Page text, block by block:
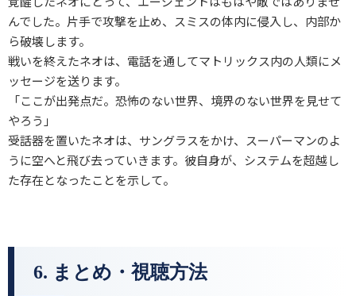
んでした。片手で攻撃を止め、スミスの体内に侵入し、内部か
ら破壊します。
戦いを終えたネオは、電話を通してマトリックス内の人類にメ
ッセージを送ります。
「ここが出発点だ。恐怖のない世界、境界のない世界を見せて
やろう」
受話器を置いたネオは、サングラスをかけ、スーパーマンのよ
うに空へと飛び去っていきます。彼自身が、システムを超越し
た存在となったことを示して。
6. まとめ・視聴方法